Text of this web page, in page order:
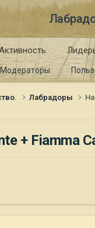
Модераторы
Лабрадоры
+ Fiamma